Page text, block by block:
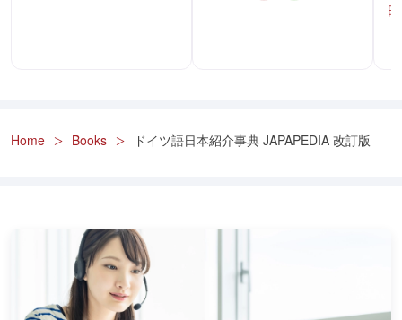
Home Books ドイツ語日本紹介事典 JAPAPEDIA 改訂版